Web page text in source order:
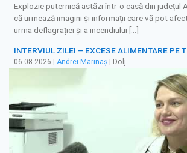
Explozie puternică astăzi într-o casă din județul
că urmează imagini și informații care vă pot
urma deflagrației și a incendiului […]
INTERVIUL ZILEI – EXCESE ALIMENTARE PE
06.08.2026 Andrei Marinaș | Dolj